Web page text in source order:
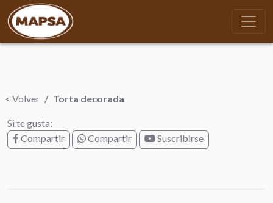
< Volver Torta decorada
Si te gusta:
Compartir
Compartir Suscribirse